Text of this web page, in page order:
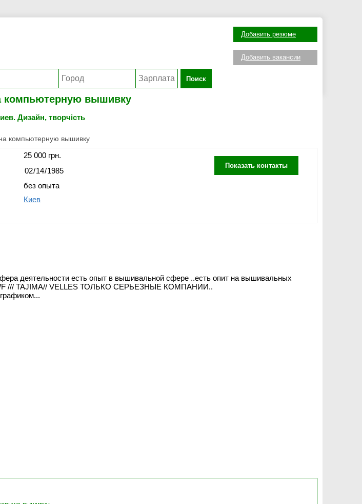
Поиск
Добавить резюме
Добавить вакансии
вышивку
Дизайн, творчість
компьютерную вышивку
25 000 грн.
без опыта
Киев
Показать контакты
деятельности есть опыт в вышивальной сфере ..есть опит на вышивальных
/// TAJIMA// VELLES ТОЛЬКО СЕРЬЕЗНЫЕ КОМПАНИИ..